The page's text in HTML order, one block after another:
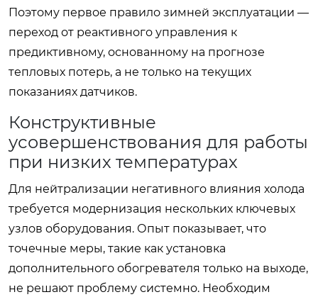
Поэтому первое правило зимней эксплуатации —
переход от реактивного управления к
предиктивному, основанному на прогнозе
тепловых потерь, а не только на текущих
показаниях датчиков.
Конструктивные
усовершенствования для работы
при низких температурах
Для нейтрализации негативного влияния холода
требуется модернизация нескольких ключевых
узлов оборудования. Опыт показывает, что
точечные меры, такие как установка
дополнительного обогревателя только на выходе,
не решают проблему системно. Необходим